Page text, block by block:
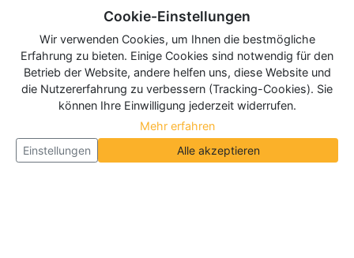
Cookie-Einstellungen
Wir verwenden Cookies, um Ihnen die bestmögliche
Erfahrung zu bieten. Einige Cookies sind notwendig für den
Betrieb der Website, andere helfen uns, diese Website und
die Nutzererfahrung zu verbessern (Tracking-Cookies). Sie
können Ihre Einwilligung jederzeit widerrufen.
Mehr erfahren
Einstellungen
Alle akzeptieren